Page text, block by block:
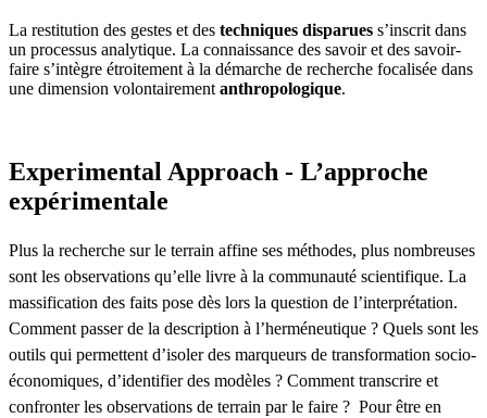
La restitution des gestes et des techniques disparues s’inscrit dans
un processus analytique. La connaissance des savoir et des savoir-
faire s’intègre étroitement à la démarche de recherche focalisée dans
une dimension volontairement anthropologique.
Experimental Approach - L’approche
expérimentale
Plus la recherche sur le terrain affine ses méthodes, plus nombreuses
sont les observations qu’elle livre à la communauté scientifique. La
massification des faits pose dès lors la question de l’interprétation.
Comment passer de la description à l’herméneutique ? Quels sont les
outils qui permettent d’isoler des marqueurs de transformation socio-
économiques, d’identifier des modèles ? Comment transcrire et
confronter les observations de terrain par le faire ? Pour être en